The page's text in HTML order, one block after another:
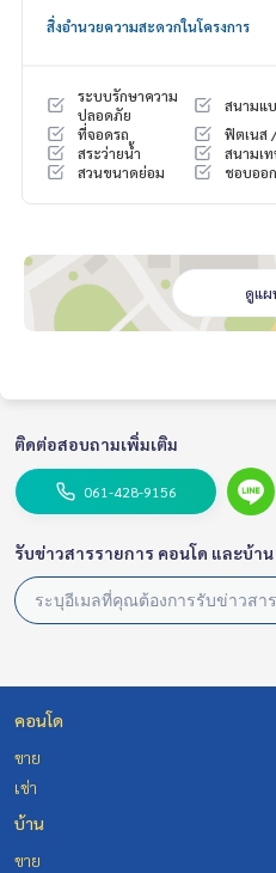
kok #rentcondo
rrent #Condo near the BTS
glehouse #detachedhouses
xpressway #homepro
a Mandarina Ekkamai-
ndly
สิ่งอำนวยความสะดวกในโครงการ
ระบบรักษาความ
ปลอดภัย
สนามแ
ที่จอดรถ
ฟิตเนส
สระว่ายน้ำ
สนามเ
สวนขนาดย่อม
ชอบออ
ดูแผ
ติดต่อสอบถามเพิ่มเติม
061-428-9156
รับข่าวสารรายการ คอนโด และบ้าน
คอนโด
ขาย
เช่า
บ้าน
ขาย